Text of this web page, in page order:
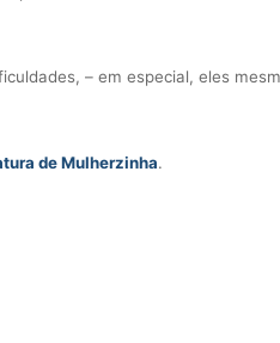
– em especial, eles
de Mulherzinha.